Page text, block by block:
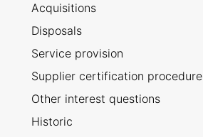
Acquisitions
Disposals
Service provision
Supplier certification procedure
Other interest questions
Historic